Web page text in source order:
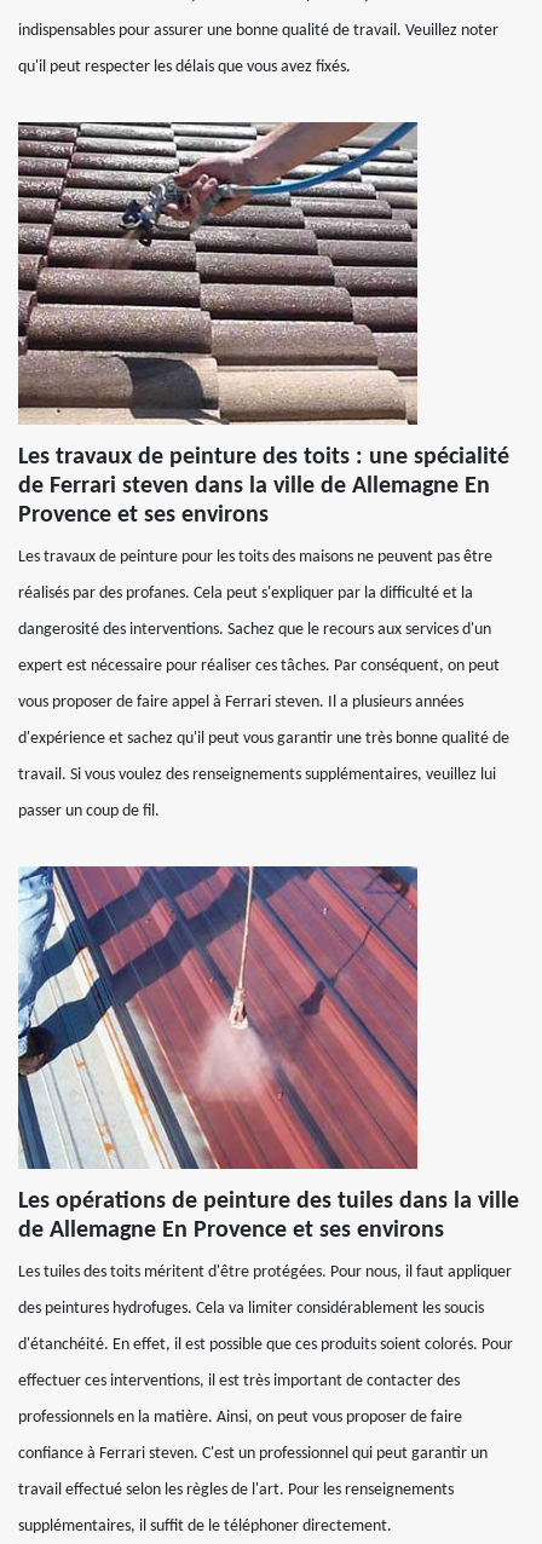
indispensables pour assurer une bonne qualité de travail. Veuillez noter
qu'il peut respecter les délais que vous avez fixés.
Les travaux de peinture des toits : une spécialité
de Ferrari steven dans la ville de Allemagne En
Provence et ses environs
Les travaux de peinture pour les toits des maisons ne peuvent pas être
réalisés par des profanes. Cela peut s'expliquer par la difficulté et la
dangerosité des interventions. Sachez que le recours aux services d'un
expert est nécessaire pour réaliser ces tâches. Par conséquent, on peut
vous proposer de faire appel à Ferrari steven. Il a plusieurs années
d'expérience et sachez qu'il peut vous garantir une très bonne qualité de
travail. Si vous voulez des renseignements supplémentaires, veuillez lui
passer un coup de fil.
Les opérations de peinture des tuiles dans la ville
de Allemagne En Provence et ses environs
Les tuiles des toits méritent d'être protégées. Pour nous, il faut appliquer
des peintures hydrofuges. Cela va limiter considérablement les soucis
d'étanchéité. En effet, il est possible que ces produits soient colorés. Pour
effectuer ces interventions, il est très important de contacter des
professionnels en la matière. Ainsi, on peut vous proposer de faire
confiance à Ferrari steven. C'est un professionnel qui peut garantir un
travail effectué selon les règles de l'art. Pour les renseignements
supplémentaires, il suffit de le téléphoner directement.